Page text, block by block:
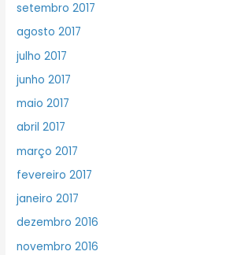
setembro 2017
agosto 2017
julho 2017
junho 2017
maio 2017
abril 2017
março 2017
fevereiro 2017
janeiro 2017
dezembro 2016
novembro 2016